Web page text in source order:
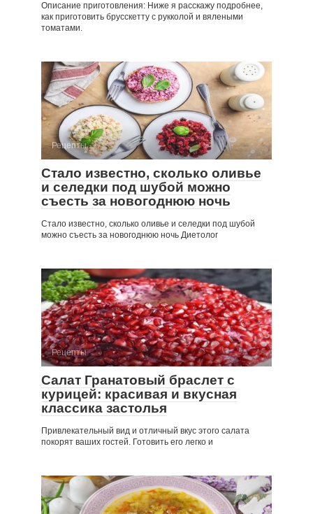
Описание приготовления: Ниже я расскажу подробнее,
как приготовить брусскетту с рукколой и вялеными
томатами.
Рецепты
Стало известно, сколько оливье
и селедки под шубой можно
съесть за новогоднюю ночь
Стало известно, сколько оливье и селедки под шубой
можно съесть за новогоднюю ночь Диетолог
Рецепты
Салат Гранатовый браслет с
курицей: красивая и вкусная
классика застолья
Привлекательный вид и отличный вкус этого салата
покорят ваших гостей. Готовить его легко и